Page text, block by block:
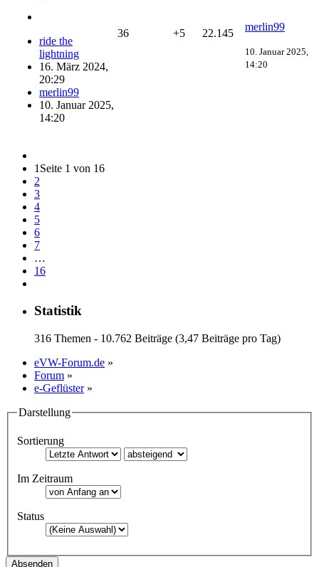
ride the
lightning
16. März 2024,
20:29
merlin99
10. Januar 2025,
14:20
36 +5 22.145
merlin99
10. Januar 2025,
14:20
1 Seite 1 von 16
2
3
4
5
6
7
…
16
Statistik
316 Themen - 10.762 Beiträge (3,47 Beiträge pro Tag)
eVW-Forum.de »
Forum »
e-Geflüster »
Darstellung
Sortierung
Im Zeitraum
Status